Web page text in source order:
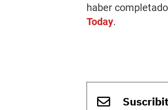
haber
Today.